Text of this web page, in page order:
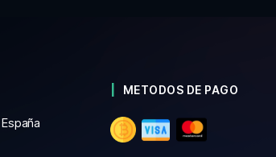
METODOS DE PAGO